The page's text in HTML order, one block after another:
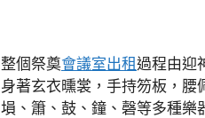
整個祭奠會議室出租過程由迎
身著玄衣曛裳，手持笏板，腰
塤、簫、鼓、鐘、磬等多種樂